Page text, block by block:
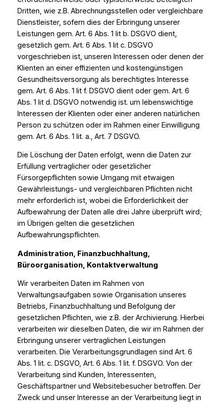
Dritten, wie z.B. Abrechnungsstellen oder vergleichbare
Dienstleister, sofern dies der Erbringung unserer
Leistungen gem. Art. 6 Abs. 1 lit b. DSGVO dient,
gesetzlich gem. Art. 6 Abs. 1 lit c. DSGVO
vorgeschrieben ist, unseren Interessen oder denen der
Klienten an einer effizienten und kostengünstigen
Gesundheitsversorgung als berechtigtes Interesse
gem. Art. 6 Abs. 1 lit f. DSGVO dient oder gem. Art. 6
Abs. 1 lit d. DSGVO notwendig ist. um lebenswichtige
Interessen der Klienten oder einer anderen natürlichen
Person zu schützen oder im Rahmen einer Einwilligung
gem. Art. 6 Abs. 1 lit. a., Art. 7 DSGVO.
Die Löschung der Daten erfolgt, wenn die Daten zur
Erfüllung vertraglicher oder gesetzlicher
Fürsorgepflichten sowie Umgang mit etwaigen
Gewährleistungs- und vergleichbaren Pflichten nicht
mehr erforderlich ist, wobei die Erforderlichkeit der
Aufbewahrung der Daten alle drei Jahre überprüft wird;
im Übrigen gelten die gesetzlichen
Aufbewahrungspflichten.
Administration, Finanzbuchhaltung,
Büroorganisation, Kontaktverwaltung
Wir verarbeiten Daten im Rahmen von
Verwaltungsaufgaben sowie Organisation unseres
Betriebs, Finanzbuchhaltung und Befolgung der
gesetzlichen Pflichten, wie z.B. der Archivierung. Hierbei
verarbeiten wir dieselben Daten, die wir im Rahmen der
Erbringung unserer vertraglichen Leistungen
verarbeiten. Die Verarbeitungsgrundlagen sind Art. 6
Abs. 1 lit. c. DSGVO, Art. 6 Abs. 1 lit. f. DSGVO. Von der
Verarbeitung sind Kunden, Interessenten,
Geschäftspartner und Websitebesucher betroffen. Der
Zweck und unser Interesse an der Verarbeitung liegt in